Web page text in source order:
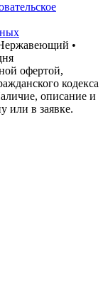
•
офертой,
кодекса
описание и
или в заявке.